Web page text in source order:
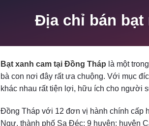
Địa chỉ bán bạt
Bạt xanh cam tại Đồng Tháp là một
bà con nơi đây rất ưa chuộng. Với mục
khác nhau rất tiện lợi, hữu ích cho người
Đồng Tháp với 12 đơn vị hành chính cấp
Ngự, thành phố Sa Đéc; 9 huyện: huyện